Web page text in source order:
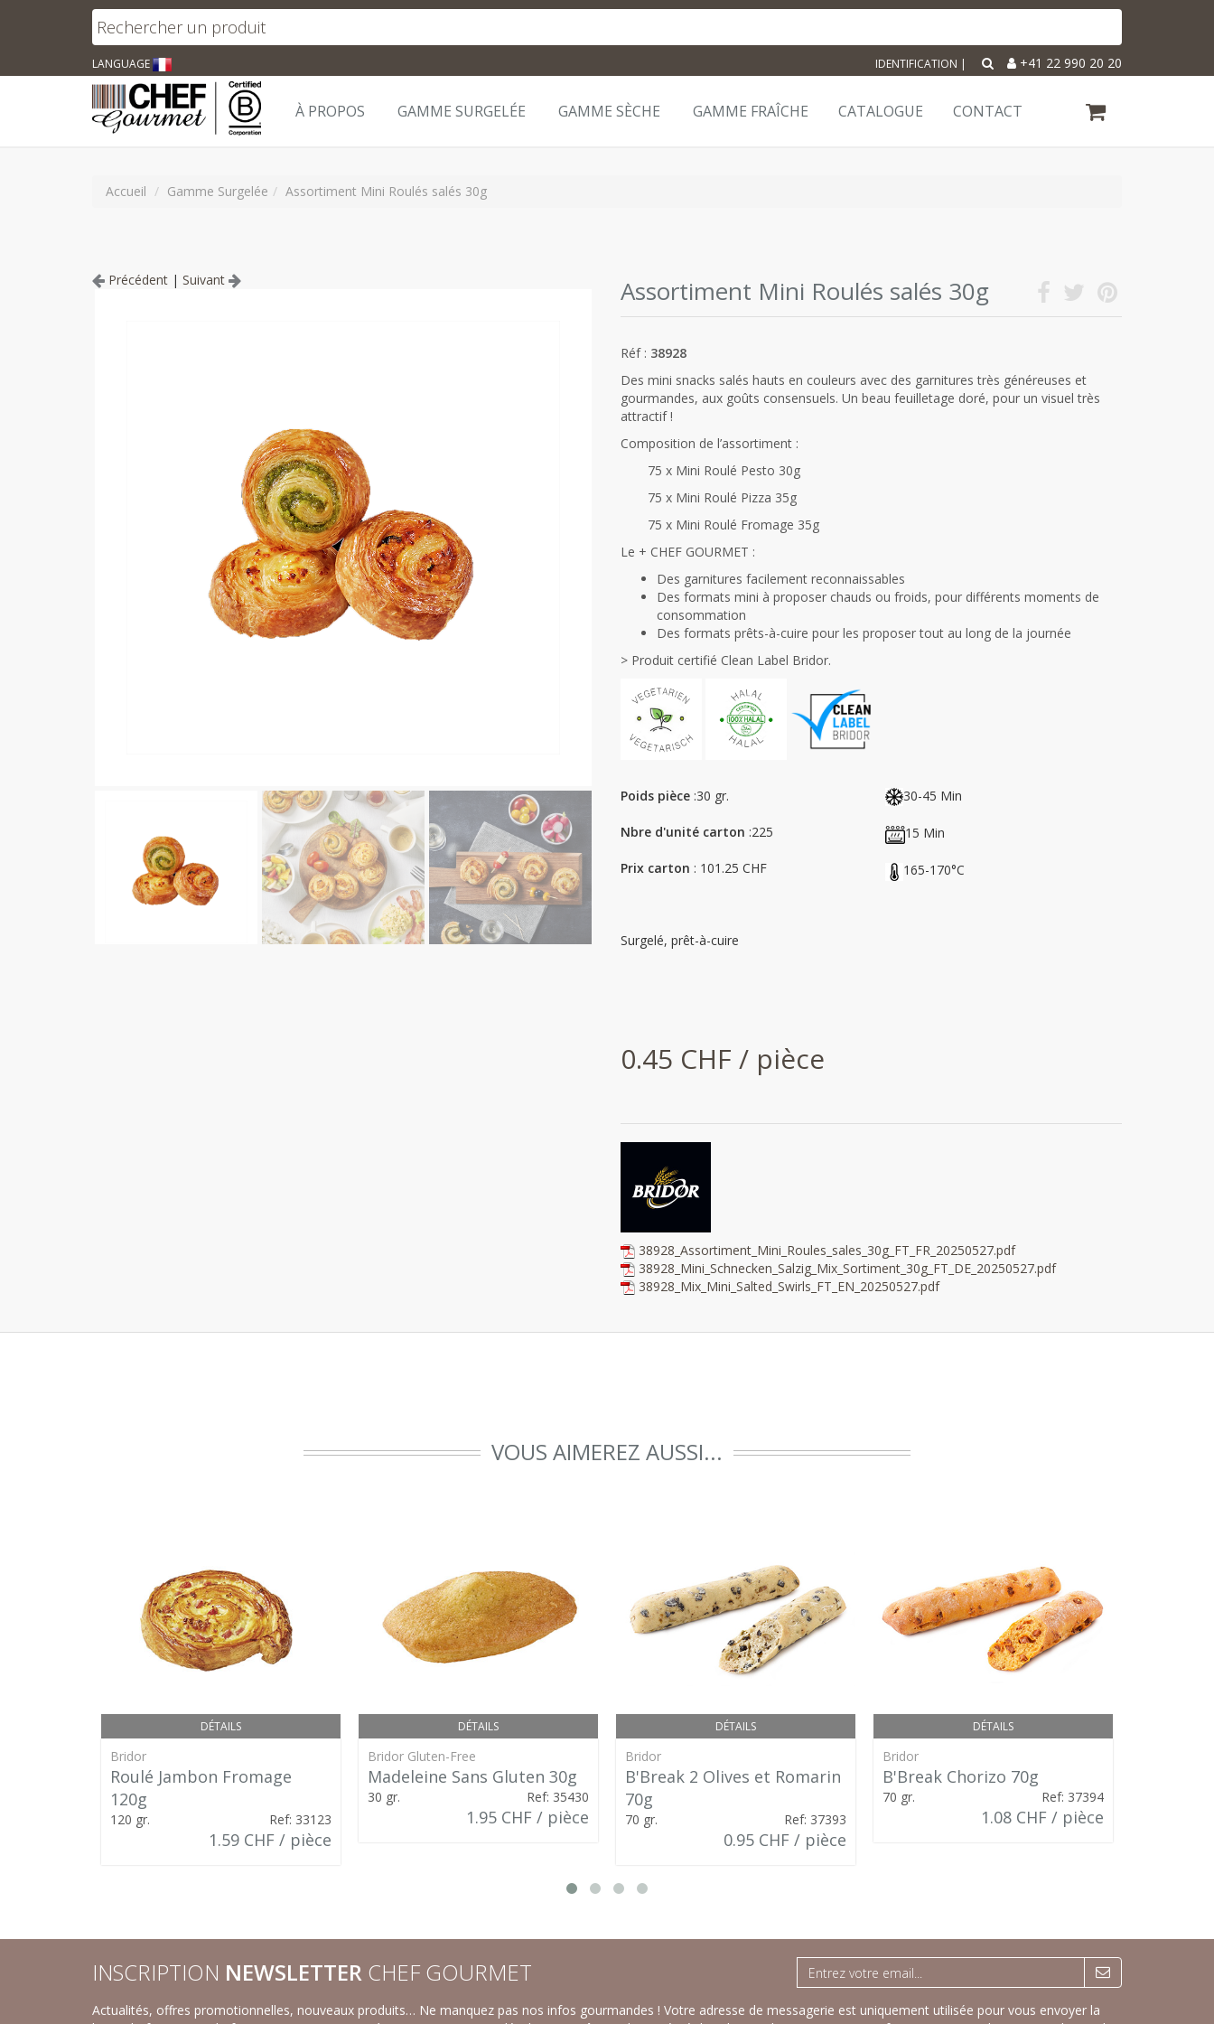
LANGUAGE +41 22 990 20 20
IDENTIFICATION |
À PROPOS GAMME SURGELÉE GAMME SÈCHE GAMME FRAÎCHE CATALOGUE CONTACT
Accueil Gamme Surgelée Assortiment Mini Roulés salés 30g
Précédent | Suivant Assortiment Mini Roulés salés 30g
Réf : 38928
Des mini snacks salés hauts en couleurs avec des garnitures très généreuses et
gourmandes, aux goûts consensuels. Un beau feuilletage doré, pour un visuel très
attractif !
Composition de l’assortiment :
75 x Mini Roulé Pesto 30g
75 x Mini Roulé Pizza 35g
75 x Mini Roulé Fromage 35g
Le + CHEF GOURMET :
Des garnitures facilement reconnaissables
Des formats mini à proposer chauds ou froids, pour différents moments de
consommation
Des formats prêts-à-cuire pour les proposer tout au long de la journée
> Produit certifié Clean Label Bridor.
Poids pièce :30 gr.
Nbre d'unité carton :225
Prix carton : 101.25 CHF
Surgelé, prêt-à-cuire
30-45 Min
15 Min
165-170°C
0.45 CHF / pièce
38928_Assortiment_Mini_Roules_sales_30g_FT_FR_20250527.pdf
38928_Mini_Schnecken_Salzig_Mix_Sortiment_30g_FT_DE_20250527.pdf
38928_Mix_Mini_Salted_Swirls_FT_EN_20250527.pdf
VOUS AIMEREZ AUSSI...
DÉTAILS
Bridor
Roulé Jambon Fromage
120g
120 gr. Ref: 33123
1.59 CHF / pièce
DÉTAILS
Bridor Gluten-Free
Madeleine Sans Gluten 30g
30 gr. Ref: 35430
1.95 CHF / pièce
DÉTAILS
Bridor
B'Break 2 Olives et Romarin
70g
70 gr. Ref: 37393
0.95 CHF / pièce
DÉTAILS
Bridor
B'Break Chorizo 70g
70 gr. Ref: 37394
1.08 CHF / pièce
INSCRIPTION NEWSLETTER CHEF GOURMET
Actualités, offres promotionnelles, nouveaux produits… Ne manquez pas nos infos gourmandes ! Votre adresse de messagerie est uniquement utilisée pour vous envoyer la